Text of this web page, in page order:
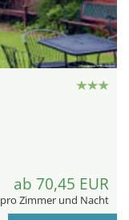
ab 70,45 EUR
pro Zimmer und Nacht